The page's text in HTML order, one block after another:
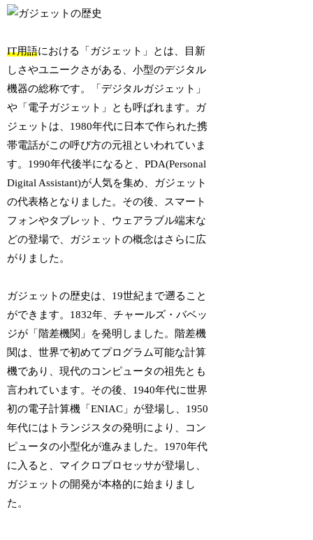
IT用語における「ガジェット」とは、目新
しさやユニークさがある、小型のデジタル
機器の総称です。「デジタルガジェット」
や「電子ガジェット」とも呼ばれます。ガ
ジェットは、1980年代に日本で作られた携
帯電話がこの呼び方の元祖といわれていま
す。1990年代後半になると、PDA(Personal
Digital Assistant)が人気を集め、ガジェット
の代表格となりました。その後、スマート
フォンやタブレット、ウェアラブル端末な
どの登場で、ガジェットの概念はさらに広
がりました。
ガジェットの歴史は、19世紀まで遡ること
ができます。1832年、チャールズ・バベッ
ジが「階差機関」を発明しました。階差機
関は、世界で初めてプログラム可能な計算
機であり、現代のコンピュータの祖先とも
言われています。その後、1940年代に世界
初の電子計算機「ENIAC」が登場し、1950
年代にはトランジスタの発明により、コン
ピュータの小型化が進みました。1970年代
に入ると、マイクロプロセッサが登場し、
ガジェットの開発が本格的に始まりまし
た。